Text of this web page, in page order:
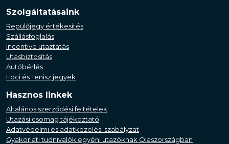
Szolgáltatásaink
Repülőjegy értékesítés
Szállásfoglalás
Incentive utaztatás
Utasbiztosítás
Autóbérlés
Foci és Tenisz jegyek
Hasznos linkek
Általános szerződési feltételek
Utazási csomag tájékoztató
Adatvédelmi és adatkezelési szabályzat
Gyakorlati tudnivalók egyéni utazóknak Olaszországban